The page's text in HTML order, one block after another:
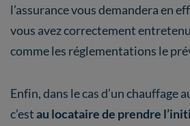
l’assurance vous demandera en
vous avez correctement
comme les réglementations le
Enfin, dans le cas d’un chauffage
c’estau locataire de prendre